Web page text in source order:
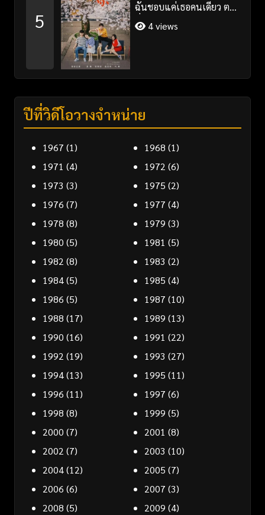
5
ฉันชอบแค่เธอคนเดียว ตอน
ที่ 1-35 จบ ซับไทย
4 views
ปีที่วิดีโอวางจำหน่าย
1967 (1) 1968 (1)
1971 (4) 1972 (6)
1973 (3) 1975 (2)
1976 (7) 1977 (4)
1978 (8) 1979 (3)
1980 (5) 1981 (5)
1982 (8) 1983 (2)
1984(5) 1985 (4)
1986 (5) 1987 (10)
1988 (17) 1989 (13)
1990 (16) 1991 (22)
1992 (19) 1993 (27)
1994(13) 1995 (11)
1996 (11) 1997 (6)
1998 (8) 1999 (5)
2000 (7) 2001 (8)
2002 (7) 2003 (10)
2004(12) 2005 (7)
2006 (6) 2007 (3)
2008 (5) 2009 (4)